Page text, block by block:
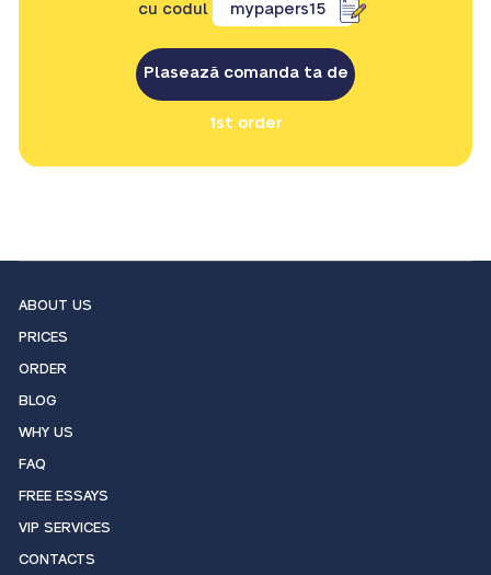
cu codul mypapers15
Plasează comanda ta de
1st order
ABOUT US
PRICES
ORDER
BLOG
WHY US
FAQ
FREE ESSAYS
VIP SERVICES
CONTACTS